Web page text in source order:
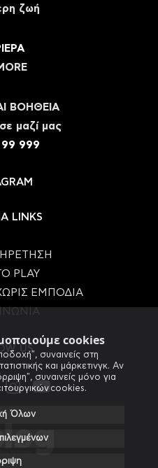
cookies
συναινείς στη
και μάρκετινγκ. Αν
συναινείς μόνο για
cookies.
Όλων
ζωή
ΒΟΗΘΕΙΑ
μαζί μας
99 999
LINKS
PLAY
ΕΜΠΟΔΙΑ
US